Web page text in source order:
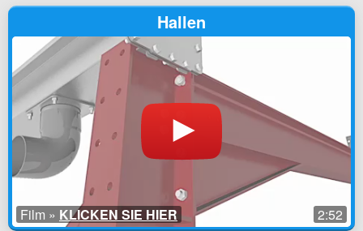
Hallen
2:52
Film » KLICKEN SIE HIER